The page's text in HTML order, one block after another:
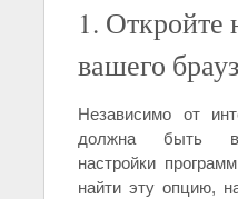
1. Откройте
вашего
Независимо от
должна быть
настройки
найти эту опцию,